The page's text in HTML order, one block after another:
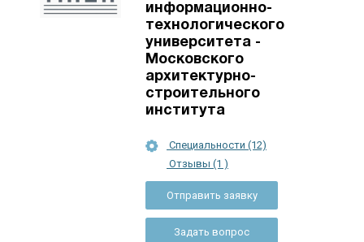
информационно-
технологического
университета -
Московского
архитектурно-
строительного
института
Специальности (12)
Отзывы (1 )
Отправить заявку
Задать вопрос